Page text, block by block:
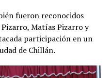
fueron reconocidos
Matías Pizarro y
participación en un
de Chillán.